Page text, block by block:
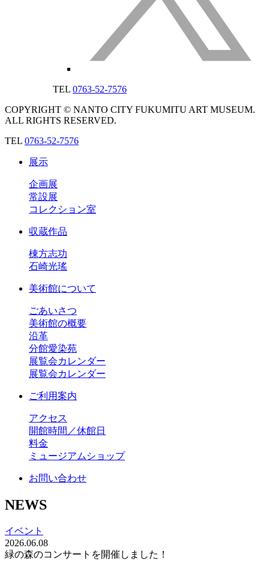
TEL 0763-52-7576
COPYRIGHT © NANTO CITY FUKUMITU ART MUSEUM.
ALL RIGHTS RESERVED.
TEL 0763-52-7576
展示
企画展
常設展
コレクション室
収蔵作品
棟方志功
石崎光瑤
美術館について
ごあいさつ
美術館の概要
沿革
分館愛染苑
展覧会カレンダー
展覧会カレンダー
ご利用案内
アクセス
開館時間／休館日
料金
ミュージアムショップ
お問い合わせ
NEWS
イベント
2026.06.08
緑の森のコンサートを開催しました！